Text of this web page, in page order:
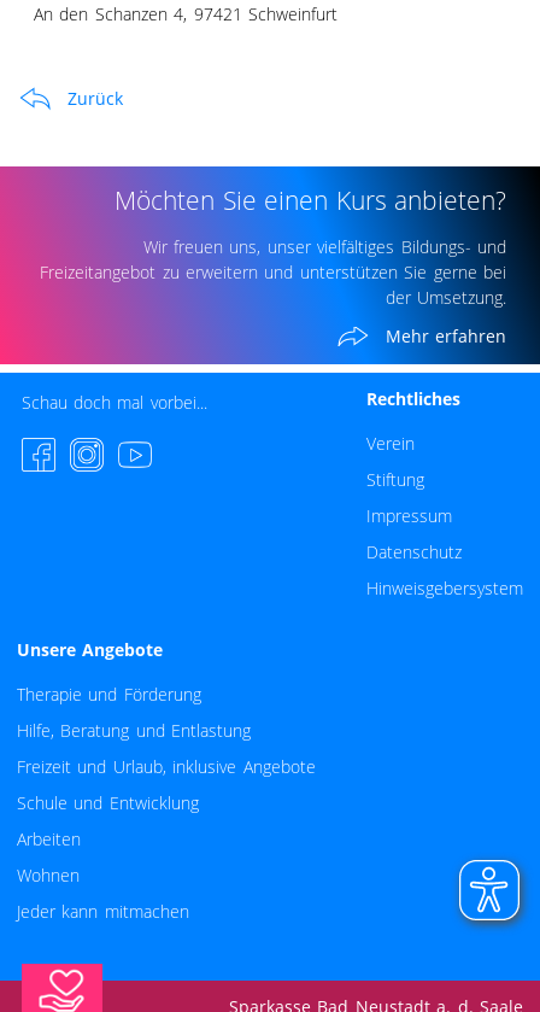
An den Schanzen 4, 97421 Schweinfurt
Zurück
Möchten Sie einen Kurs anbieten?
Wir freuen uns, unser vielfältiges Bildungs- und
Freizeitangebot zu erweitern und unterstützen Sie gerne bei
der Umsetzung.
Mehr erfahren
Schau doch mal vorbei...
Rechtliches
Navigation
Verein
Stiftung
Impressum
Datenschutz
Hinweisgebersystem
Unsere Angebote
Navigation überspringen
Therapie und Förderung
Hilfe, Beratung und Entlastung
Freizeit und Urlaub, inklusive Angebote
Schule und Entwicklung
Arbeiten
Wohnen
Jeder kann mitmachen
Sparkasse Bad Neustadt a. d. Saale